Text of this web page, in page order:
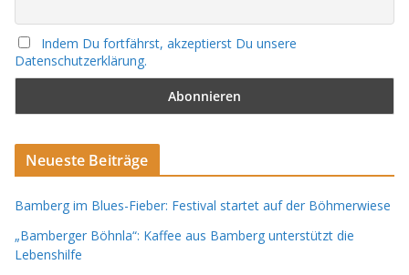
Indem Du fortfährst, akzeptierst Du unsere
Datenschutzerklärung.
Neueste Beiträge
Bamberg im Blues-Fieber: Festival startet auf der Böhmerwiese
„Bamberger Böhnla“: Kaffee aus Bamberg unterstützt die
Lebenshilfe